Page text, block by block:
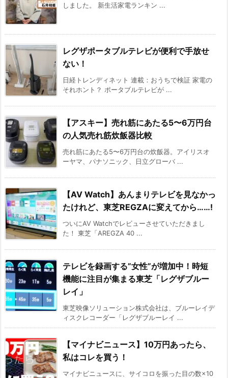
しました。 新生活家電ランキン ...
レグザポータブルテレビが便利で手放せ
ない！
日経トレンディネット 連載：おうちで検証 家電の
それホント？ ポータブルテレビが ...
【アスキー】売れ筋にあたる5〜6万円台
の人気売れ筋炊飯器比較
売れ筋にあたる5〜6万円台の炊飯器。アイリスオ
ーヤマ、パナソニック、日立グローバ ...
【AV Watch】あんまりテレビを見なかっ
たけれど、東芝REGZAに変えてから……!
ついにAV Watchでレビューさせていただきまし
た！ 東芝「AREGZA 40 ...
テレビを録画する”女性”が増加中！時短
機能に注目が集まる東芝「レグザブルー
レイ」
東芝映像ソリューション株式会社は、ブルーレイデ
ィスクレコーダー「レグザブルーレイ ...
【マイナビニュース】10万円あったら、
私はコレを買う！
マイナビニュースに、サイコロを振った目の数×10